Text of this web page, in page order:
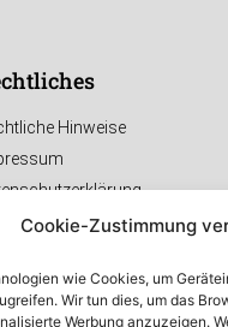
Cookie-Zustimmung
wie Cookies, um
Wir tun dies, um das
Werbung anzuzeigen.
Hinweise